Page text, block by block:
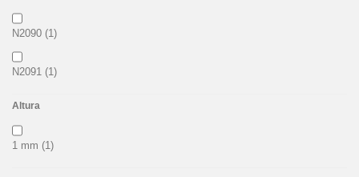
N2090 (1)
N2091 (1)
Altura
1 mm (1)